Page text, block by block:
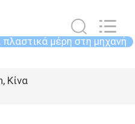
μέρη στη μηχανή
Κίνα